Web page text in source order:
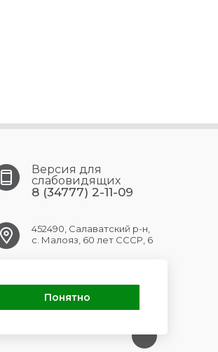
Версия для
слабовидящих
8 (34777) 2-11-09
452490, Салаватский р-н,
с. Малояз, 60 лет СССР, 6
Понятно